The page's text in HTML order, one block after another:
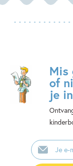
Mis
of
je
E-
mailadres